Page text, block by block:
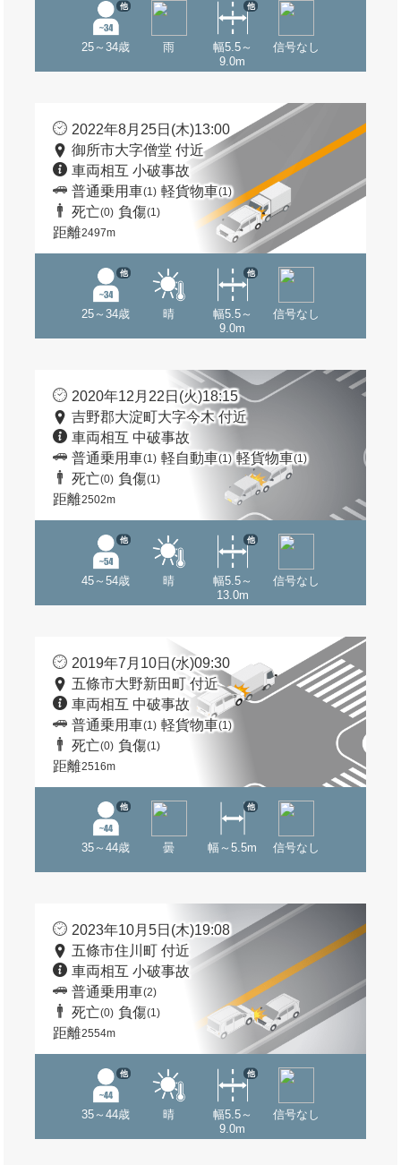
25～34歳
他
雨
幅5.5～
9.0m
他
信号なし
2022年8月25日(木)13:00
御所市大字僧堂 付近
車両相互 小破事故
普通乗用車(1) 軽貨物車(1)
死亡(0) 負傷(1)
距離2497m
25～34歳
他
晴
幅5.5～
9.0m
他
信号なし
2020年12月22日(火)18:15
吉野郡大淀町大字今木 付近
車両相互 中破事故
普通乗用車(1) 軽自動車(1) 軽貨物車(1)
死亡(0) 負傷(1)
距離2502m
45～54歳
他
晴
幅5.5～
13.0m
他
信号なし
2019年7月10日(水)09:30
五條市大野新田町 付近
車両相互 中破事故
普通乗用車(1) 軽貨物車(1)
死亡(0) 負傷(1)
距離2516m
35～44歳
他
曇 幅～5.5m
他
信号なし
2023年10月5日(木)19:08
五條市住川町 付近
車両相互 小破事故
普通乗用車(2)
死亡(0) 負傷(1)
距離2554m
35～44歳
他
晴
幅5.5～
9.0m
他
信号なし